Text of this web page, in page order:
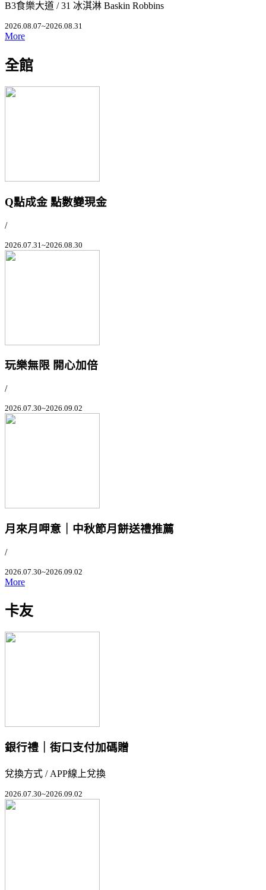
B3食樂大道 / 31 冰淇淋 Baskin Robbins
2026.08.07~2026.08.31
More
全館
Q點成金 點數變現金
/
2026.07.31~2026.08.30
玩樂無限 開心加倍
/
2026.07.30~2026.09.02
月來月呷意｜中秋節月餅送禮推薦
/
2026.07.30~2026.09.02
More
卡友
銀行禮｜街口支付加碼贈
兌換方式 / APP線上兌換
2026.07.30~2026.09.02